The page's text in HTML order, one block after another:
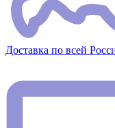
Доставка по всей